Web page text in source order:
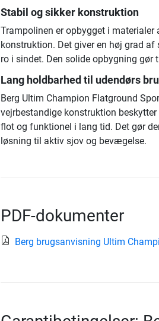
Stabil og sikker konstruktion
Trampolinen er opbygget i
konstruktion. Det giver en høj grad af
ro i sindet. Den solide opbygning
Lang holdbarhed til udendørs
Berg Ultim Champion Flatground
vejrbestandige konstruktion
flot og funktionel i lang tid. Det gør
løsning til aktiv sjov og bevægelse.
PDF-dokumenter
Berg brugsanvisning Ultim